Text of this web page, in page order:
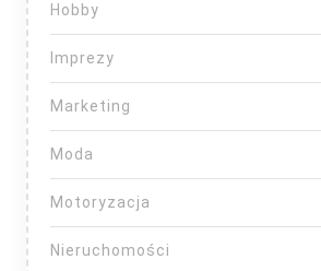
Hobby
Imprezy
Marketing
Moda
Motoryzacja
Nieruchomości